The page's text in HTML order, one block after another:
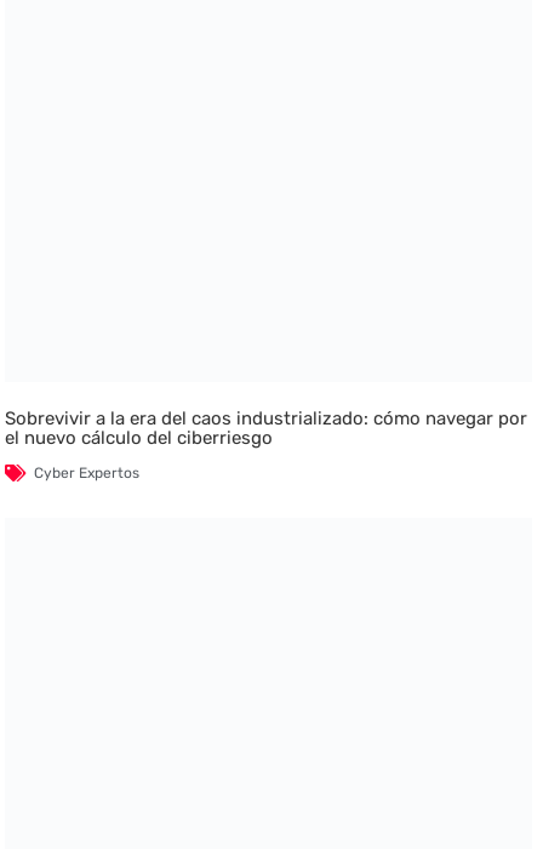
Sobrevivir a la era del caos industrializado: cómo navegar por
el nuevo cálculo del ciberriesgo
Cyber Expertos